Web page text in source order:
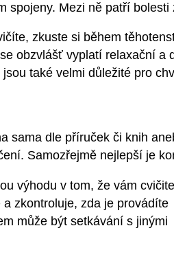
spojeny. Mezi ně patří
zkuste si během
obzvlášť vyplatí relaxační a
také velmi důležité pro
sama dle příruček či knih
Samozřejmě nejlepší je
výhodu v tom, že vám
zkontroluje, zda je provádíte
může být setkávání s jinými